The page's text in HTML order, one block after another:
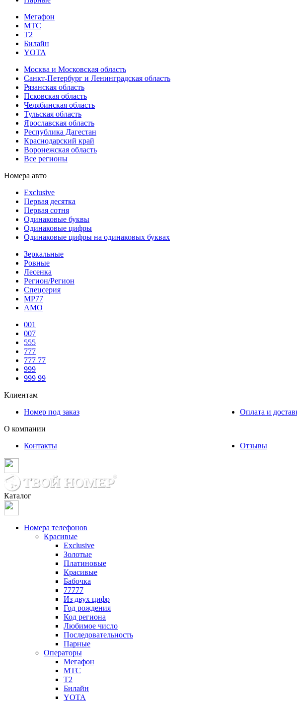
Мегафон
МТС
Т2
Билайн
YOTA
Москва и Московская область
Санкт-Петербург и Ленинградская область
Рязанская область
Псковская область
Челябинская область
Тульская область
Ярославская область
Республика Дагестан
Краснодарский край
Воронежская область
Все регионы
Номера авто
Exclusive
Первая десятка
Первая сотня
Одинаковые буквы
Одинаковые цифры
Одинаковые цифры на одинаковых буквах
Зеркальные
Ровные
Лесенка
Регион/Регион
Спецсерия
МР77
АМО
001
007
555
777
777 77
999
999 99
Клиентам
Номер под заказ
Оплата и
О компании
Контакты
Отзывы
Каталог
Номера телефонов
Красивые
Exclusive
Золотые
Платиновые
Красивые
Бабочка
77777
Из двух цифр
Год рождения
Код региона
Любимое число
Последовательность
Парные
Операторы
Мегафон
МТС
Т2
Билайн
YOTA